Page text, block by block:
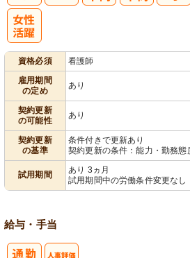
資格必須
看護師
雇用期間
の定め
あり
契約更新
の可能性
あり
契約更新
の基準
条件付きで更新あり
契約更新の条件：能力・勤務態
試用期間
あり 3ヵ月
試用期間中の労働条件変更なし
給与・手当